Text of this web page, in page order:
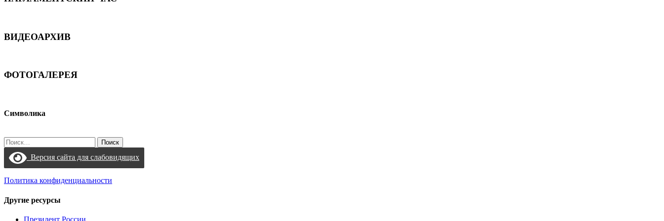
ВИДЕОАРХИВ
ФОТОГАЛЕРЕЯ
Символика
Найти:
Версия сайта для слабовидящих
Политика конфиденциальности
Другие ресурсы
Президент России